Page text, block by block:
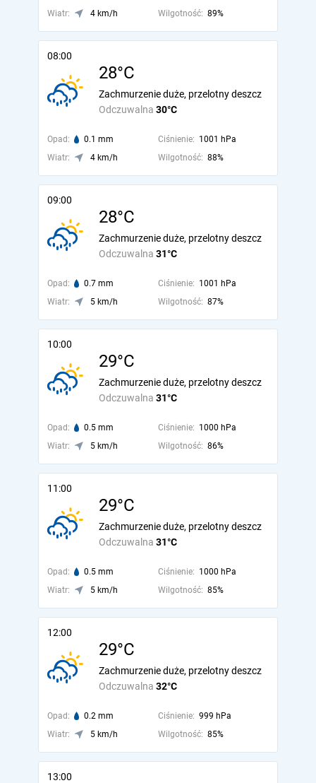
Wiatr: 4 km/h Wilgotność: 89%
08:00
28°C
Odczuwalna 30°C
Zachmurzenie duże, przelotny deszcz
Opad: 0.1 mm Ciśnienie: 1001 hPa
Wiatr:
4 km/h Wilgotność: 88%
09:00
28°C
Odczuwalna 31°C
Zachmurzenie duże, przelotny deszcz
Opad: 0.7 mm Ciśnienie: 1001 hPa
Wiatr:
5 km/h Wilgotność: 87%
10:00
29°C
Odczuwalna 31°C
Zachmurzenie duże, przelotny deszcz
Opad: 0.5 mm Ciśnienie: 1000 hPa
Wiatr:
5 km/h Wilgotność: 86%
11:00
29°C
Odczuwalna 31°C
Zachmurzenie duże, przelotny deszcz
Opad: 0.5 mm Ciśnienie: 1000 hPa
Wiatr:
5 km/h Wilgotność: 85%
12:00
29°C
Odczuwalna 32°C
Zachmurzenie duże, przelotny deszcz
Opad: 0.2 mm Ciśnienie: 999 hPa
Wiatr:
5 km/h Wilgotność: 85%
13:00